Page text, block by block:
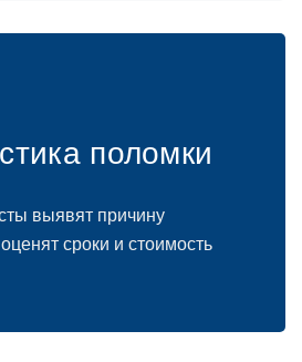
поломки
выявят причину
сроки и стоимость